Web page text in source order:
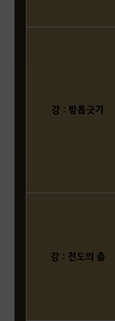
강 : 발톱긋기
강 : 천도의 춤